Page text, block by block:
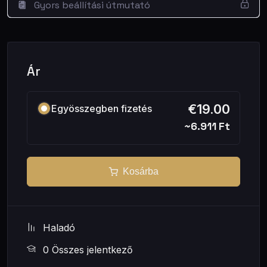
Lefordítjakét célnyelvre (alapból angol és spanyol;
más nyelvekre is könnyen átállítható).
rövidítések (pl. „JPÉ”) értelmes célnyelvi megfelelőt
fókuszkulcsszótválaszt, és bele is szövi – címbe, első
bekezdésbe, egy alcímbe és kb. 1%-os sűrűségben a
Kitölti a Rank Math meta-mezőket(fókuszkulcsszó,
SEO-cím, meta-leírás) – tapasztalat szerint
Rank Math pontreview nélkül is.
Logolegy Google Sheetbe nyelvenként külön fülre
(eredeti cím, fordítás, SEO-mezők, slug, publikációs
Gyors beállítási útmutató
Ár
Egyösszegben fizetés €19.00
~6.911 Ft
Kosárba
Haladó
0 Összes jelentkező